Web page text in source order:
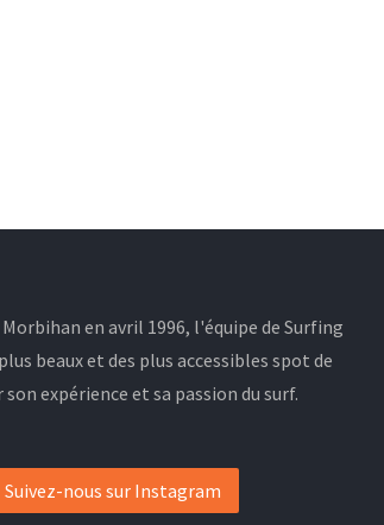
en avril 1996, l'équipe de Surfing
beaux et des plus accessibles spot de
expérience et sa passion du surf.
Suivez-nous sur Instagram